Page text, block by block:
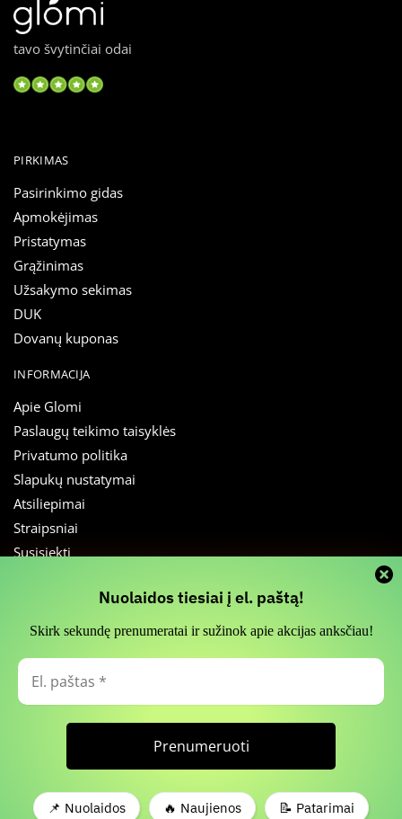
Slapukų naudojimas
slapukų (Cookies) technologiją. Jūs galite pasirinkti sutikti su visų arba
dalies slapukų naudojimu. Detalesnė informacija apie asmens duomenų
tvarkymą pateikiama mūsų
Atmesti
Nuolaidos tiesiai į el. paštą!
Skirk sekundę prenumeratai ir sužinok apie akcijas anksčiau!
El.
paštas
*
📌 Nuolaidos 🔥 Naujienos 📝 Patarimai
tavo švytinčiai odai
PIRKIMAS
Pasirinkimo gidas
Apmokėjimas
Pristatymas
Grąžinimas
Užsakymo sekimas
DUK
Dovanų kuponas
INFORMACIJA
Apie Glomi
Paslaugų teikimo taisyklės
Privatumo politika
Slapukų nustatymai
Atsiliepimai
Straipsniai
Susisiekti
© 2026 Stella lumina, MB – Glomi.lt
Visos teisės saugomos.